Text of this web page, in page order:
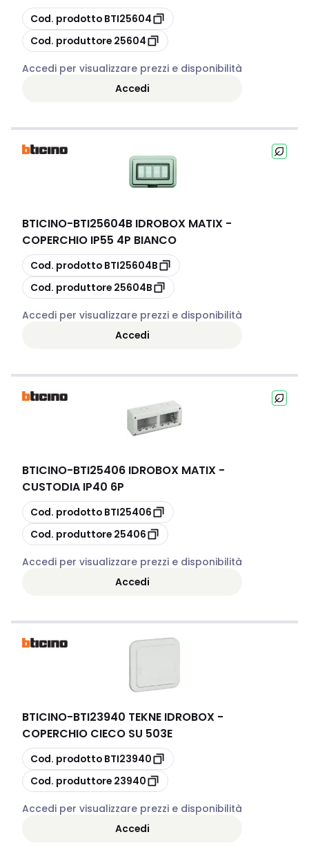
copia
Cod. prodotto BTI25604
copia
Cod. produttore 25604
Accedi per visualizzare prezzi e disponibilità
Accedi
BTICINO-BTI25604B IDROBOX MATIX -
COPERCHIO IP55 4P BIANCO
copia
Cod. prodotto BTI25604B
copia
Cod. produttore 25604B
Accedi per visualizzare prezzi e disponibilità
Accedi
BTICINO-BTI25406 IDROBOX MATIX -
CUSTODIA IP40 6P
copia
Cod. prodotto BTI25406
copia
Cod. produttore 25406
Accedi per visualizzare prezzi e disponibilità
Accedi
BTICINO-BTI23940 TEKNE IDROBOX -
COPERCHIO CIECO SU 503E
copia
Cod. prodotto BTI23940
copia
Cod. produttore 23940
Accedi per visualizzare prezzi e disponibilità
Accedi